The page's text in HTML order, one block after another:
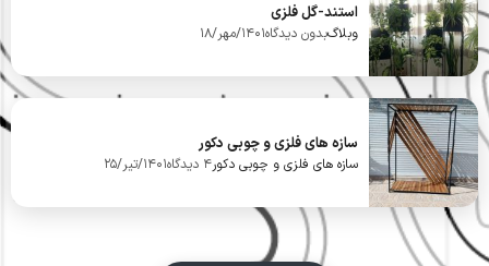
استند-گل فلزی
وبلاگبدون دیدگاه1401/مهر/18
سازه های فلزی و چوبی دکور
سازه های فلزی و چوبی دکور4 دیدگاه 1401/تیر/25